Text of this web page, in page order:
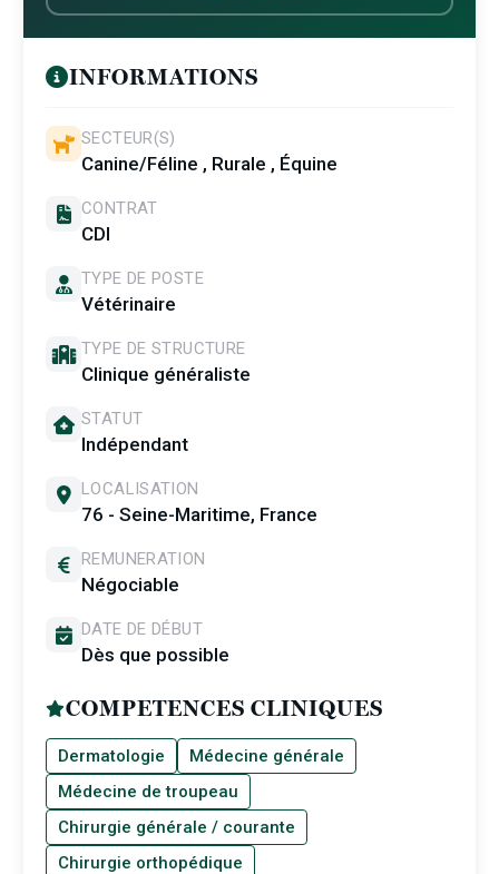
INFORMATIONS
SECTEUR(S)
Canine/Féline , Rurale , Équine
CONTRAT
CDI
TYPE DE POSTE
Vétérinaire
TYPE DE STRUCTURE
Clinique généraliste
STATUT
Indépendant
LOCALISATION
76 - Seine-Maritime, France
REMUNERATION
Négociable
DATE DE DÉBUT
Dès que possible
COMPETENCES CLINIQUES
Dermatologie
Médecine générale
Médecine de troupeau
Chirurgie générale / courante
Chirurgie orthopédique